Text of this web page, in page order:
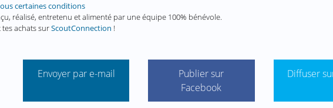
certaines conditions
réalisé, entretenu et alimenté par une équipe 100% bénévole.
achats surScoutConnection !
Envoyer par e-mail
Publier sur
Facebook
Diffuser